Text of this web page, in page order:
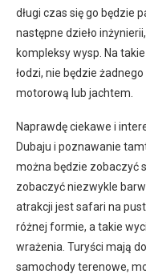
długi czas się go będzie
następne dzieło
kompleksy wysp. Na
łodzi, nie będzie
motorową lub jachtem.
Naprawdę ciekawe i
Dubaju i poznawanie
można będzie zobaczyć
zobaczyć niezwykle
atrakcji jest safari na
różnej formie, a takie
wrażenia. Turyści mają
samochody terenowe,